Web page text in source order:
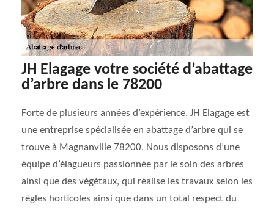
JH Elagage votre société d’abattage
d’arbre dans le 78200
Forte de plusieurs années d’expérience, JH Elagage est
une entreprise spécialisée en abattage d’arbre qui se
trouve à Magnanville 78200. Nous disposons d’une
équipe d’élagueurs passionnée par le soin des arbres
ainsi que des végétaux, qui réalise les travaux selon les
règles horticoles ainsi que dans un total respect du